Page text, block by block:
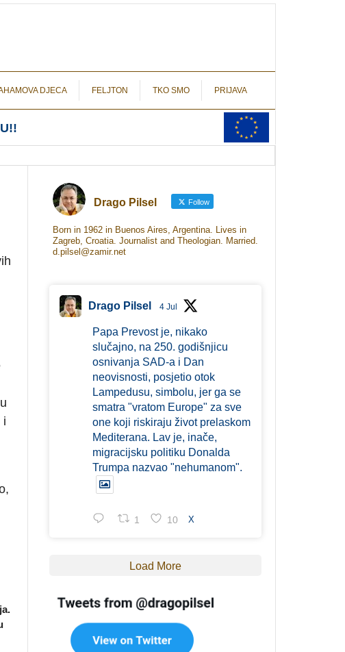
DJECA FELJTON TKO SMO PRIJAVA
i
Drago Pilsel Follow
Born in 1962 in Buenos Aires, Argentina. Lives in
Zagreb, Croatia. Journalist and Theologian. Married.
d.pilsel@zamir.net
Drago Pilsel 4 Jul
Papa Prevost je, nikako
slučajno, na 250. godišnjicu
osnivanja SAD-a i Dan
neovisnosti, posjetio otok
Lampedusu, simbolu, jer ga se
smatra "vratom Europe" za sve
one koji riskiraju život prelaskom
Mediterana. Lav je, inače,
migracijsku politiku Donalda
Trumpa nazvao "nehumanom".
1 10 X
Load More